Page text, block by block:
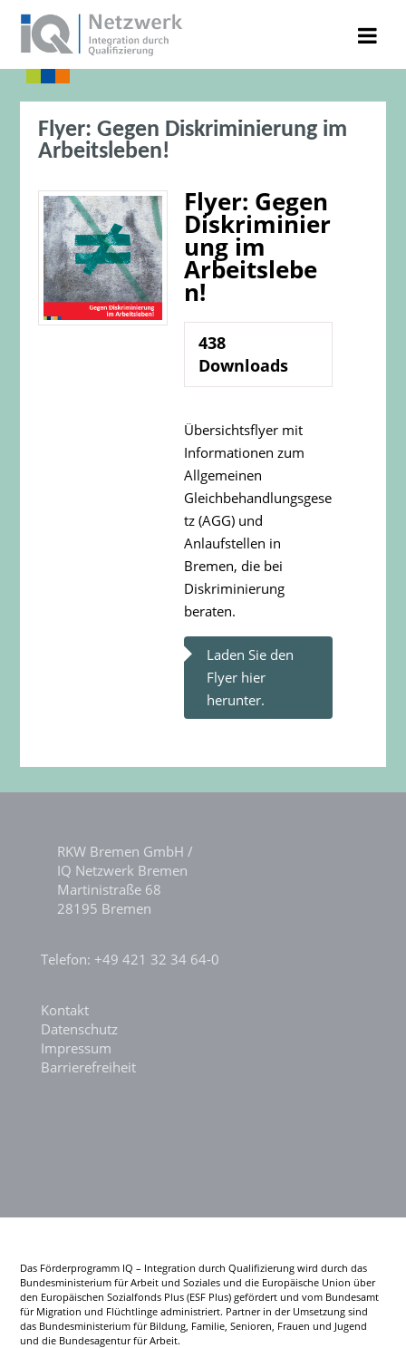
Flyer: Gegen Diskriminierung im
Arbeitsleben!
Flyer: Gegen
Diskriminier
ung im
Arbeitslebe
n!
438
Downloads
Übersichtsflyer mit
Informationen zum
Allgemeinen
Gleichbehandlungsgese
tz (AGG) und
Anlaufstellen in
Bremen, die bei
Diskriminierung
beraten.
Laden Sie den
Flyer hier
herunter.
RKW Bremen GmbH /
IQ Netzwerk Bremen
Martinistraße 68
28195 Bremen
Telefon: +49 421 32 34 64-0
Kontakt
Datenschutz
Impressum
Barrierefreiheit
Das Förderprogramm IQ – Integration durch Qualifizierung wird durch das
Bundesministerium für Arbeit und Soziales und die Europäische Union über
den Europäischen Sozialfonds Plus (ESF Plus) gefördert und vom Bundesamt
für Migration und Flüchtlinge administriert. Partner in der Umsetzung sind
das Bundesministerium für Bildung, Familie, Senioren, Frauen und Jugend
und die Bundesagentur für Arbeit.